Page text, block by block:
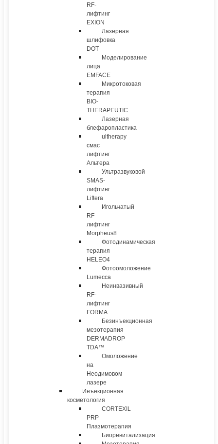
RF-
лифтинг
EXION
Лазерная
шлифовка
DOT
Моделирование
лица
EMFACE
Микротоковая
терапия
BIO-
THERAPEUTIC
Лазерная
блефаропластика
ultherapy
смас
лифтинг
Альтера
Ультразвуковой
SMAS-
лифтинг
Liftera
Игольчатый
RF
лифтинг
Morpheus8
Фотодинамическая
терапия
HELEO4
Фотоомоложение
Lumecca
Неинвазивный
RF-
лифтинг
FORMA
Безинъекционная
мезотерапия
DERMADROP
TDA™
Омоложение
на
Неодимовом
лазере
Инъекционная
косметология
CORTEXIL
PRP
Плазмотерапия
Биоревитализация